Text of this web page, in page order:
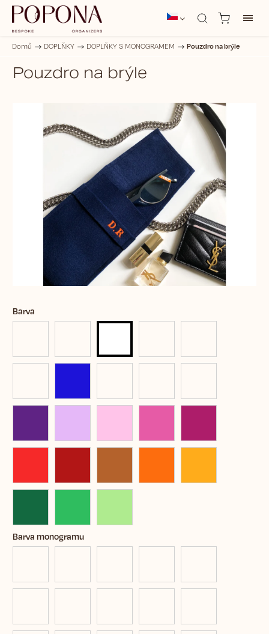
Domů / DOPLŇKY / DOPLŇKY S MONOGRAMEM / Pouzdro na brýle
Pouzdro na brýle
Barva
Barva monogramu